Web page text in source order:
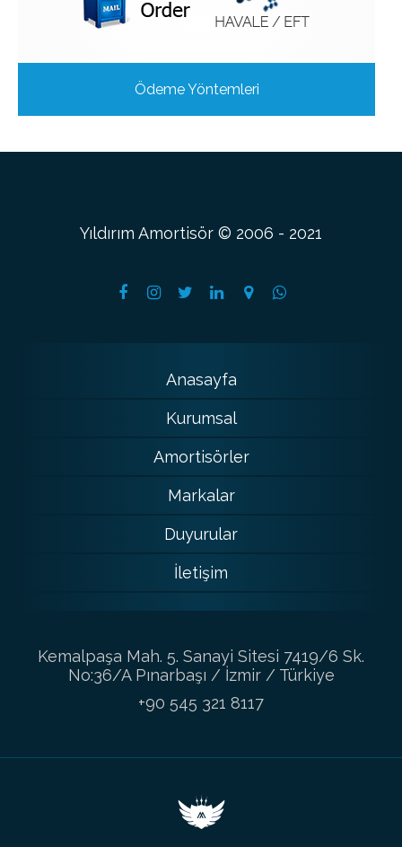
Ödeme Yöntemleri
Yıldırım Amortisör © 2006 - 2021
Anasayfa
Kurumsal
Amortisörler
Markalar
Duyurular
İletişim
Kemalpaşa Mah. 5. Sanayi Sitesi 7419/6 Sk.
No:36/A Pınarbaşı / İzmir / Türkiye
+90 545 321 8117